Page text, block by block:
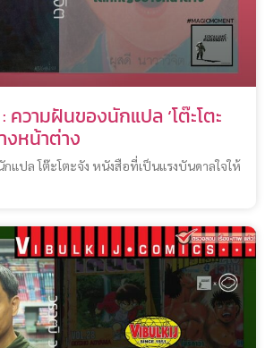
ความฝันของนักแปล ‘โต๊ะโตะ
งหน้าต่าง
แปล โต๊ะโตะจัง หนังสือที่เป็นแรงบันดาลใจให้